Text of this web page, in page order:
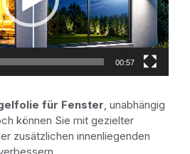
00:57
für Fenster, unabhängig
können Sie mit gezielter
zusätzlichen innenliegenden